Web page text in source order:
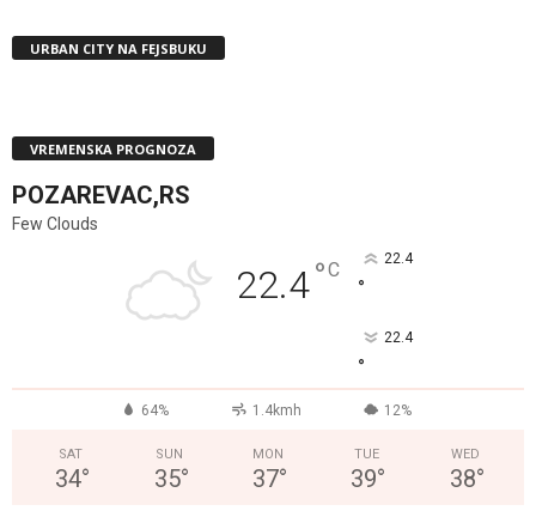
URBAN CITY NA FEJSBUKU
VREMENSKA PROGNOZA
POZAREVAC,RS
Few Clouds
22.4°C 22.4
°
22.4
°
64% 1.4kmh 12%
SAT
34°
SUN
35°
MON
37°
TUE
39°
WED
38°